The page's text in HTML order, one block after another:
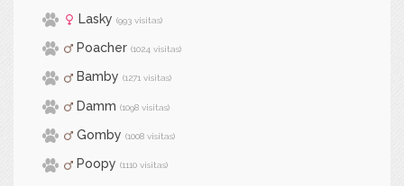
Lasky (993 visitas)
Poacher (1024 visitas)
Bamby (1271 visitas)
Damm (1098 visitas)
Gomby (1008 visitas)
Poopy (1110 visitas)